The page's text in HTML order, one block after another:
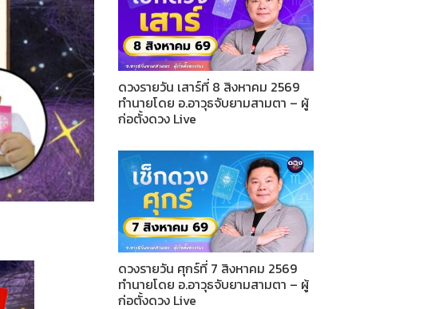
ดวงรายวัน เสาร์ที่ 8 สิงหาคม 2569
ทำนายโดย อ.อาวุธจับยามสามตา – ผู้
ก่อตั้งดวง Live
ดวงรายวัน ศุกร์ที่ 7 สิงหาคม 2569
ทำนายโดย อ.อาวุธจับยามสามตา – ผู้
ก่อตั้งดวง Live